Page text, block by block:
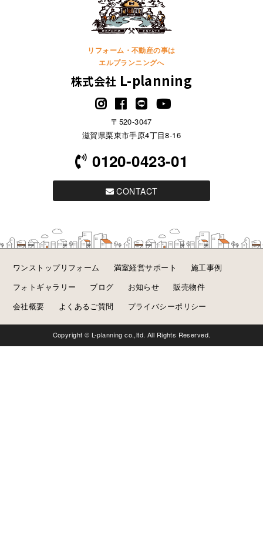
リフォーム・不動産の事は
エルプランニングへ
株式会社 L-planning
〒520-3047
滋賀県栗東市手原4丁目8-16
0120-0423-01
CONTACT
ワンストップリフォーム 満室経営サポート
施工事例
フォトギャラリー
ブログ お知らせ
販売物件
会社概要
よくあるご質問 プライバシーポリシー
Copyright © L-planning co.,ltd. All Rights Reserved.